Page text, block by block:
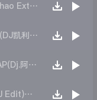
【沈风外文】Nana - Lonely(Dj ZChao Extended Mix)
【沈风外文】电锯十二线-Saturday(DJ凯利 Mix)
【沈风单曲】SNAP-CULT-OF-SNAP(Dj.阿洋 Extended Mix}
Disclosure - Latch (EVT ARVINDJ Edit)斯卡拉热播